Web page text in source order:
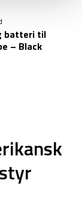
batteri til
– Black
1500 battery